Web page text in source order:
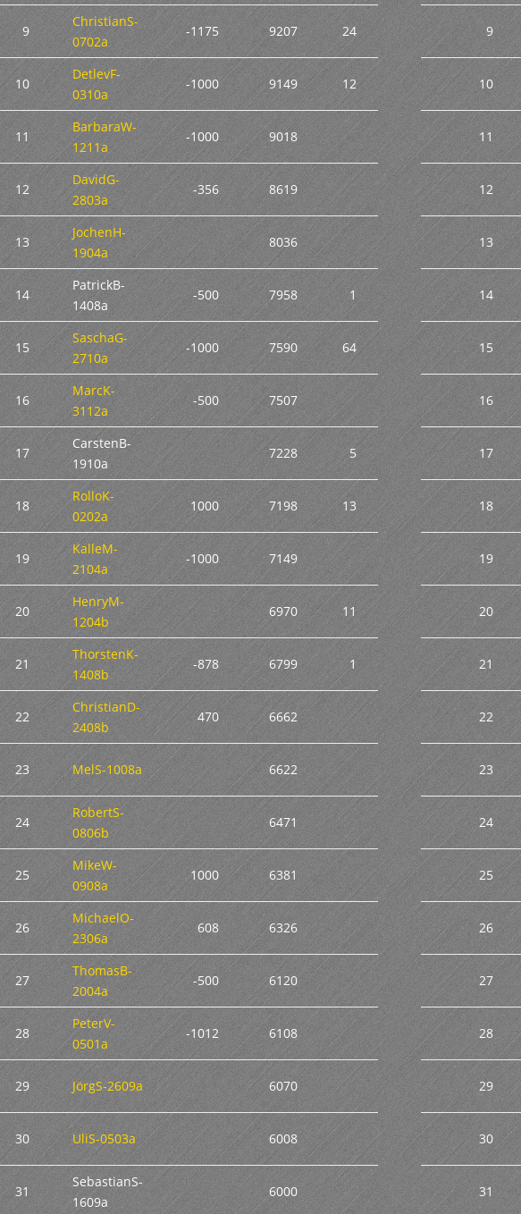
9
ChristianS-
0702a
-1175 9207 24 9
10
DetlevF-
0310a
-1000 9149 12 10
11
BarbaraW-
1211a
-1000 9018 11
12
DavidG-
2803a
-356 8619 12
13
JochenH-
1904a
8036 13
14
PatrickB-
1408a
-500 7958 1 14
15
SaschaG-
2710a
-1000 7590 64 15
16
MarcK-
3112a
-500 7507 16
17
CarstenB-
1910a
7228 5 17
18
RolloK-
0202a
1000 7198 13 18
19
KalleM-
2104a
-1000 7149 19
20
HenryM-
1204b
6970 11 20
21
ThorstenK-
1408b
-878 6799 1 21
22
ChristianD-
2408b
470 6662 22
23 MelS-1008a 6622 23
24
RobertS-
0806b
6471 24
25
MikeW-
0908a
1000 6381 25
26
MichaelO-
2306a
608 6326 26
27
ThomasB-
2004a
-500 6120 27
28
PeterV-
0501a
-1012 6108 28
29 JörgS-2609a 6070 29
30 UliS-0503a 6008 30
31
SebastianS-
1609a
6000 31